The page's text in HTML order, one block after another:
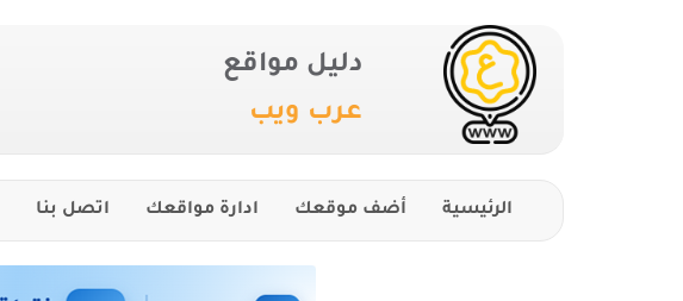
دليل مواقع
عرب ويب
الرئيسية أضف موقعك ادارة مواقعك اتصل بنا